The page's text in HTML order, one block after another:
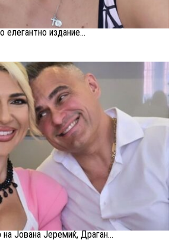
издание...
Јована Јеремиќ, Драган...